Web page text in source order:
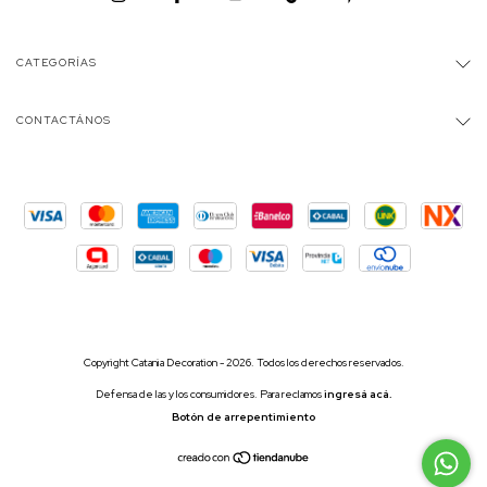
CATEGORÍAS
CONTACTÁNOS
Copyright Catania Decoration - 2026. Todos los derechos reservados.
Defensa de las y los consumidores. Para reclamosingresá acá.
Botón de arrepentimiento